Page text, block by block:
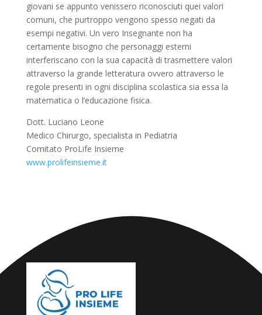
giovani se appunto venissero riconosciuti quei valori
comuni, che purtroppo vengono spesso negati da
esempi negativi. Un vero Insegnante non ha
certamente bisogno che personaggi esterni
interferiscano con la sua capacità di trasmettere valori
attraverso la grande letteratura ovvero attraverso le
regole presenti in ogni disciplina scolastica sia essa la
matematica o l’educazione fisica.
Dott. Luciano Leone
Medico Chirurgo, specialista in Pediatria
Comitato ProLife Insieme
www.prolifeinsieme.it